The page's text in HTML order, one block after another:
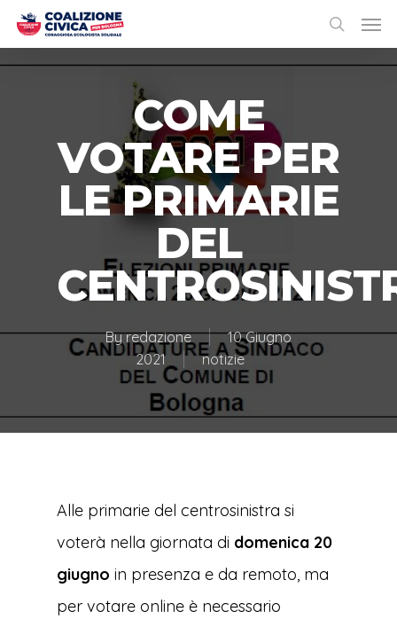
COME
VOTARE PER
LE PRIMARIE
DEL
Byredazione
10 Giugno
2021
notizie
Alle primarie del centrosinistra si
voterà nella giornata di domenica 20
giugno in presenza e da remoto, ma
per votare online è necessario